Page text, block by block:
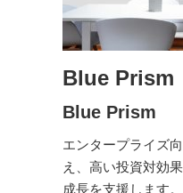
Blue Prism
Blue Prism
エンタープライズ
え、高い投資対効
成長を支援します